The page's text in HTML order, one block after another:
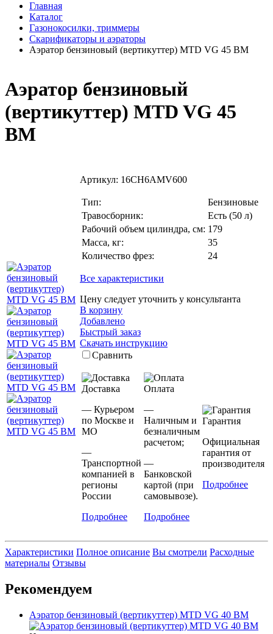
Главная
Каталог
Газонокосилки, триммеры
Скарификаторы и аэраторы
Аэратор бензиновый (вертикуттер) MTD VG 45 BM
Аэратор бензиновый
(вертикуттер) MTD VG 45
BM
Артикул: 16CH6AMV600
Тип:
Бензиновые
Травосборник:
Есть (50 л)
Рабочий объем цилиндра, см: 179
Масса, кг:
35
Количество фрез:
24
Все характеристики
Цену следует уточнить у консультанта
В корзину
Добавлено
Быстрый заказ
Скачать инструкцию
Сравнить
Доставка
— Курьером
по Москве и
МО
—
Транспортной
компанией в
регионы
России
Подробнее
Оплата
—
Наличным и
безналичным
расчетом;
—
Банковской
картой (при
самовывозе).
Подробнее
Гарантия
Официальная
гарантия от
производителя
Подробнее
Характеристики Полное описание Вы смотрели Расходные
материалы Отзывы
Рекомендуем
Аэратор бензиновый (вертикуттер) MTD VG 40 BM